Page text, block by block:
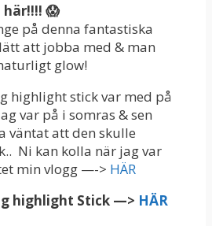
😱
på denna fantastiska
att jobba med & man
glow!
highlight stick var med på
var på i somras & sen
väntat att den skulle
Ni kan kolla när jag var
min vlogg —-> HÄR
highlight Stick —> HÄR